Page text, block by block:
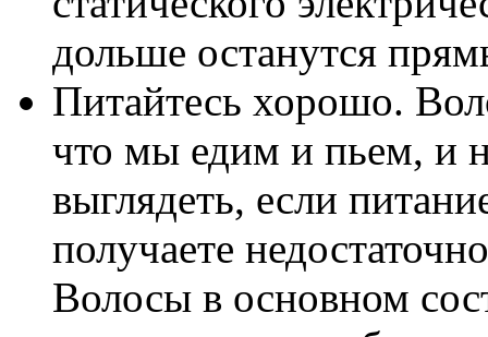
дольше останутся
Питайтесь хорошо.
что мы едим и пьем, и
выглядеть, если
получаете
Волосы в основном